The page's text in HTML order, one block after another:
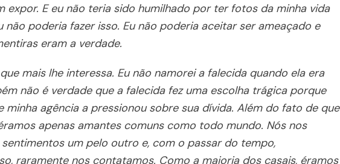
expor. E eu não teria sido humilhado por ter fotos da minha vida
não poderia fazer isso. Eu não poderia aceitar ser ameaçado e
eram a verdade.
mais lhe interessa. Eu não namorei a falecida quando ela era
não é verdade que a falecida fez uma escolha trágica porque
minha agência a pressionou sobre sua dívida. Além do fato de que
apenas amantes comuns como todo mundo. Nós nos
um pelo outro e, com o passar do tempo,
raramente nos contatamos. Como a maioria dos casais, éramos